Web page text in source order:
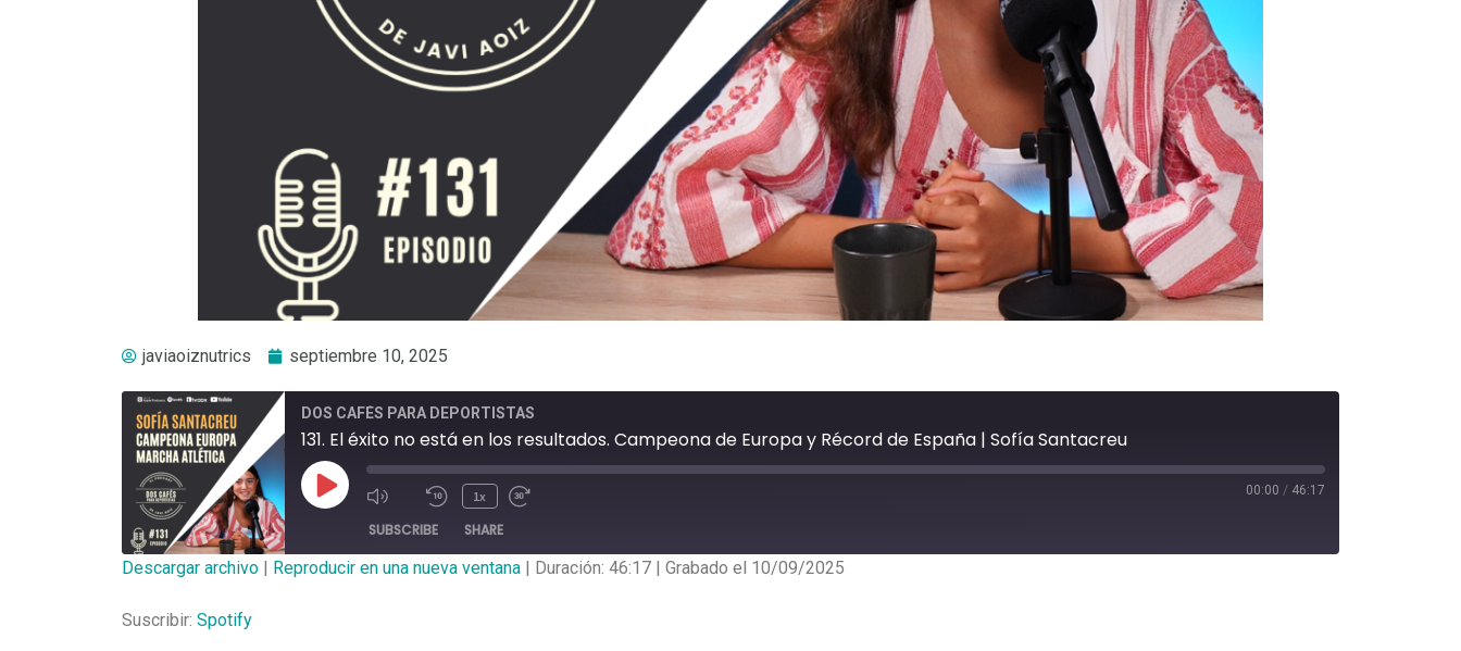
javiaoiznutrics septiembre 10, 2025
DOS CAFÉS PARA DEPORTISTAS
131. El éxito no está en los resultados. Campeona de Europa y Récord de España | Sofía Santacreu
1x 00:00 / 46:17
SUBSCRIBE SHARE
Descargar archivo | Reproducir en una nueva ventana | Duración: 46:17 | Grabado el 10/09/2025
Suscribir: Spotify